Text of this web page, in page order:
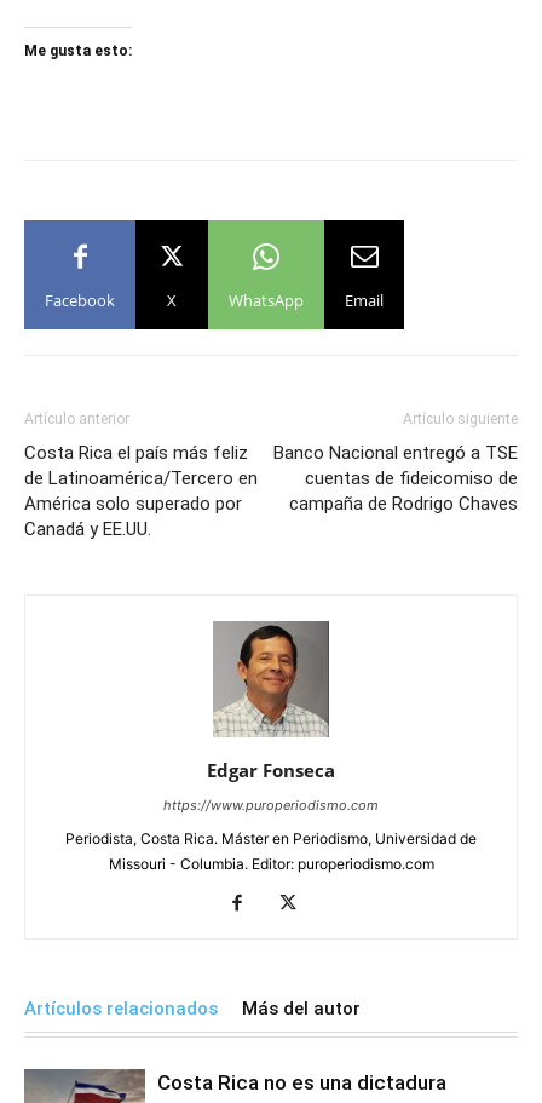
Me gusta esto:
Facebook X WhatsApp Email
Artículo anterior
Costa Rica el país más feliz
de Latinoamérica/Tercero en
América solo superado por
Canadá y EE.UU.
Artículo siguiente
Banco Nacional entregó a TSE
cuentas de fideicomiso de
campaña de Rodrigo Chaves
Edgar Fonseca
https://www.puroperiodismo.com
Periodista, Costa Rica. Máster en Periodismo, Universidad de
Missouri - Columbia. Editor: puroperiodismo.com
Artículos relacionados Más del autor
Costa Rica no es una dictadura